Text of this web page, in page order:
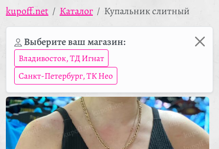
kupoff.net Каталог Купальник слитный
Выберите ваш магазин:
Владивосток, ТД Игнат
Санкт-Петербург, ТК Нео